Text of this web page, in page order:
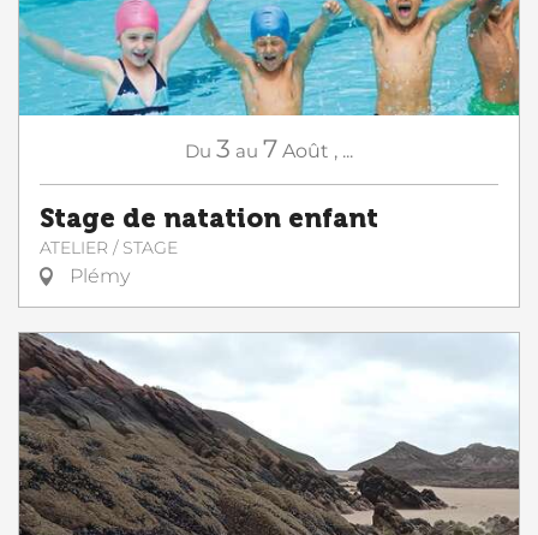
Du 3 au 7 Août , ...
Stage de natation enfant
ATELIER / STAGE
Plémy